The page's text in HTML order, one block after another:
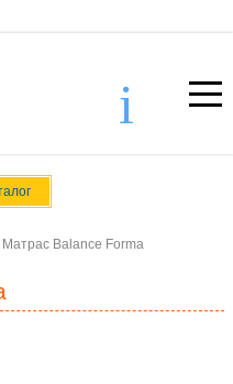
i
Матрас Balance Forma